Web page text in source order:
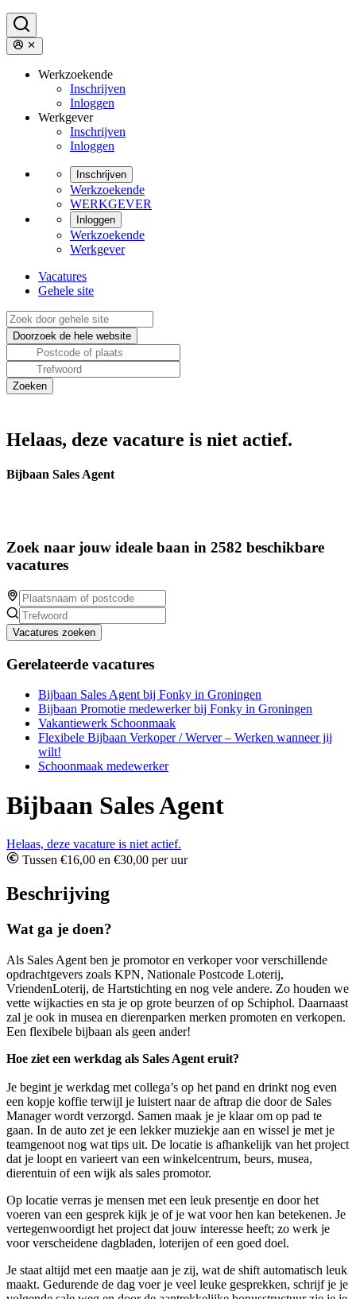
Werkzoekende
Inschrijven
Inloggen
Werkgever
Inschrijven
Inloggen
Inschrijven
Werkzoekende
WERKGEVER
Inloggen
Werkzoekende
Werkgever
Vacatures
Gehele site
Helaas, deze vacature is niet actief.
Bijbaan Sales Agent
Zoek naar jouw ideale baan in 2582 beschikbare
vacatures
Vacatures zoeken
Gerelateerde vacatures
Bijbaan Sales Agent bij Fonky in Groningen
Bijbaan Promotie medewerker bij Fonky in Groningen
Vakantiewerk Schoonmaak
Flexibele Bijbaan Verkoper / Werver – Werken wanneer jij
wilt!
Schoonmaak medewerker
Bijbaan Sales Agent
Helaas, deze vacature is niet actief.
Tussen €16,00 en €30,00 per uur
Beschrijving
Wat ga je doen?
Als Sales Agent ben je promotor en verkoper voor verschillende
opdrachtgevers zoals KPN, Nationale Postcode Loterij,
VriendenLoterij, de Hartstichting en nog vele andere. Zo houden we
vette wijkacties en sta je op grote beurzen of op Schiphol. Daarnaast
zal je ook in musea en dierenparken merken promoten en verkopen.
Een flexibele bijbaan als geen ander!
Hoe ziet een werkdag als Sales Agent eruit?
Je begint je werkdag met collega’s op het pand en drinkt nog even
een kopje koffie terwijl je luistert naar de aftrap die door de Sales
Manager wordt verzorgd. Samen maak je je klaar om op pad te
gaan. In de auto zet je een lekker muziekje aan en wissel je met je
teamgenoot nog wat tips uit. De locatie is afhankelijk van het project
dat je loopt en varieert van een winkelcentrum, beurs, musea,
dierentuin of een wijk als sales promotor.
Op locatie verras je mensen met een leuk presentje en door het
voeren van een gesprek kijk je of je wat voor hen kan betekenen. Je
vertegenwoordigt het project dat jouw interesse heeft; zo werk je
voor verscheidene dagbladen, loterijen of een goed doel.
Je staat altijd met een maatje aan je zij, wat de shift automatisch leuk
maakt. Gedurende de dag voer je veel leuke gesprekken, schrijf je je